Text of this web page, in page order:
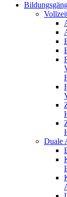
Duale